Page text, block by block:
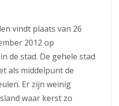
vindt plaats van 26
2012 op
de stad. De gehele stad
als middelpunt de
Er zijn weinig
waar kerst zo